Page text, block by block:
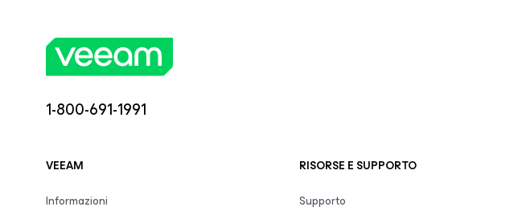
1-800-691-1991
VEEAM
Informazioni
RISORSE E SUPPORTO
Supporto